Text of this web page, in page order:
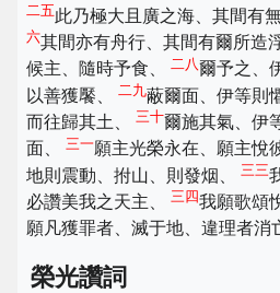
二五此乃極大且廣之海、其間有
六其間亦有舟行、其間有爾所造
候主、隨時予食、
二八爾予之、
以善獲饜、
二九蔽爾面、伊等則
而往歸其土、 三十爾施其氣、伊
面、
三一願主光榮永在、願主悅
地則震動、拊山、則發烟、
三三
必讚美我之天主、 三四我願歌頌
願凡獲罪者、滅于地、違理者消
榮光讚詞